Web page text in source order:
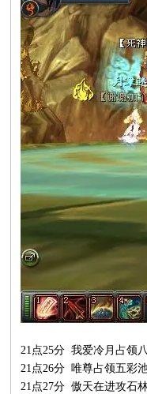
21点25分 我爱冷月占领
21点26分 唯尊占领五彩
21点27分 傲天在进攻石